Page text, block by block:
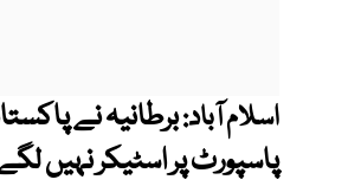
اسلام آباد:برطانیہ نے
پاسپورٹ پر اسٹیکر نہیں